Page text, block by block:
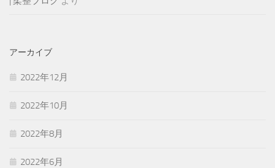
アーカイブ
2022年12月
2022年10月
2022年8月
2022年6月